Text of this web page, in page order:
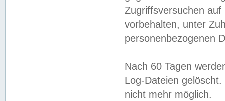
Zugriffsversuchen
vorbehalten, unter
personenbezogenen
Nach 60 Tagen
Log-Dateien
nicht mehr möglich.